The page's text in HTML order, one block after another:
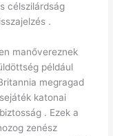
célszilárdság
.
manővereznek
például
megragad
katonai
. Ezek a
zenész